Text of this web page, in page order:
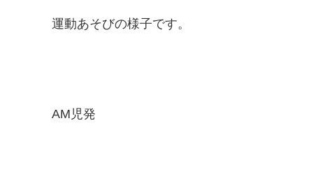
運動あそびの様子です。
AM児発